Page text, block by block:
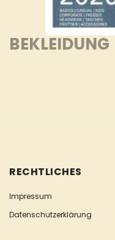
BEKLEIDUNG
RECHTLICHES
Impressum
Datenschutzerklärung